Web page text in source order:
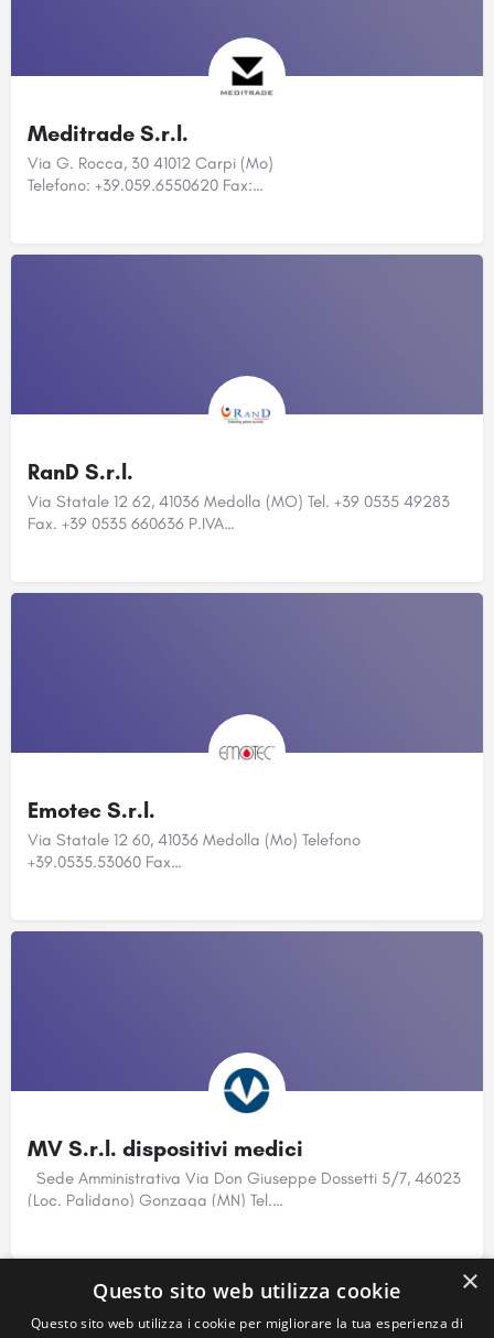
Meditrade S.r.l.
Via G. Rocca, 30 41012 Carpi (Mo)
Telefono: +39.059.6550620 Fax:…
RanD S.r.l.
Via Statale 12 62, 41036 Medolla (MO) Tel. +39 0535 49283
Fax. +39 0535 660636 P.IVA…
Emotec S.r.l.
Via Statale 12 60, 41036 Medolla (Mo) Telefono
+39.0535.53060 Fax…
MV S.r.l. dispositivi medici
Sede Amministrativa Via Don Giuseppe Dossetti 5/7, 46023
(Loc. Palidano) Gonzaga (MN) Tel.…
×
Questo sito web utilizza cookie
Questo sito web utilizza i cookie per migliorare la tua esperienza di